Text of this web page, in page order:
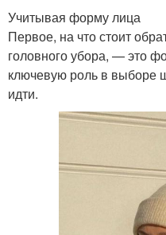
Учитывая форму лица
Первое, на что стоит
головного убора, — это
ключевую роль в выборе
идти.